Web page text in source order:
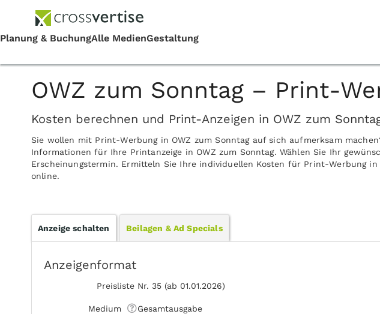
OWZ zum Sonntag – Print-
Kosten berechnen und Print-Anzeigen in OWZ zum
Sie wollen mit Print-Werbung in OWZ zum Sonntag auf sich aufmerksam
Informationen für Ihre Printanzeige in OWZ zum Sonntag. Wählen Sie Ihr
Erscheinungstermin. Ermitteln Sie Ihre individuellen Kosten für Print-Werbung
online.
Anzeige schalten Beilagen & Ad Specials
Anzeigenformat
Preisliste Nr. 35 (ab 01.01.2026)
Medium Gesamtausgabe